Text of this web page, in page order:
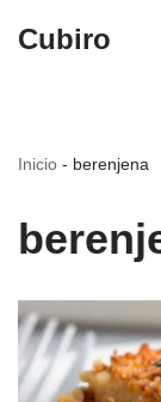
Cubiro
Inicio - berenjena